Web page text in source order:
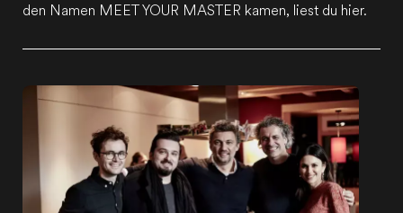
den Namen MEET YOUR MASTER kamen, liest du hier.